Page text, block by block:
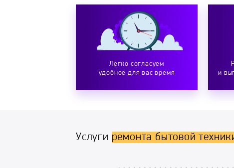
Легко согласуем
удобное для вас время
и
Услуги ремонта бытовой